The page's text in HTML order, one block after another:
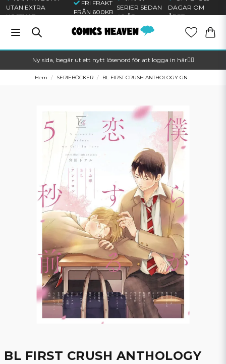
UTAN EXTRA
KOSTNAD
FRI FRAKT
FRÅN 600KR
SERIER SEDAN
40 ÅR
DAGAR OM
ÅRET
Ny sida, begär ut ett nytt lösenord för att logga in här🦸‍♂️
Hem SERIEBÖCKER BL FIRST CRUSH ANTHOLOGY GN
BL FIRST CRUSH ANTHOLOGY